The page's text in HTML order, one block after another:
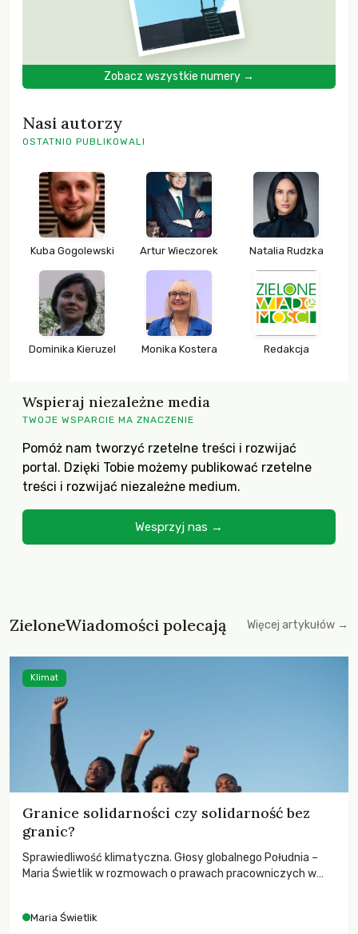
Zobacz wszystkie numery →
Nasi autorzy
OSTATNIO PUBLIKOWALI
Kuba Gogolewski Artur Wieczorek Natalia Rudzka
Dominika Kieruzel Monika Kostera Redakcja
Wspieraj niezależne media
TWOJE WSPARCIE MA ZNACZENIE
Pomóż nam tworzyć rzetelne treści i rozwijać
portal. Dzięki Tobie możemy publikować rzetelne
treści i rozwijać niezależne medium.
Wesprzyj nas →
ZieloneWiadomości polecają Więcej artykułów →
Granice solidarności czy solidarność bez
granic?
Sprawiedliwość klimatyczna. Głosy globalnego Południa –
Maria Świetlik w rozmowach o prawach pracowniczych w
Maria Świetlik
Klimat